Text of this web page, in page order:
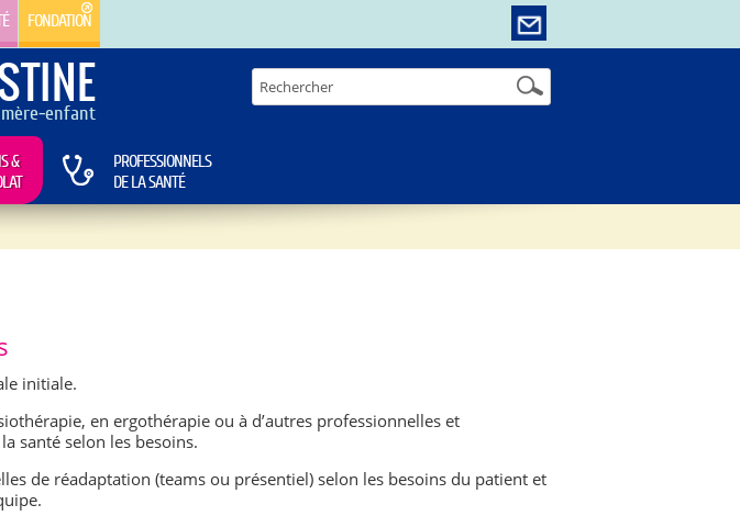
FONDATION
enfant
&
PROFESSIONNELS
DE LA SANTÉ
initiale.
en ergothérapie ou à d’autres professionnelles et
santé selon les besoins.
de réadaptation (teams ou présentiel) selon les besoins du patient et